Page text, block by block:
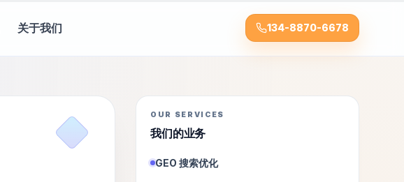
关于我们 134-8870-6678
OUR SERVICES
我们的业务
GEO 搜索优化